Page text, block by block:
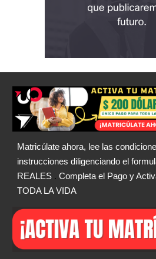
Matricúlate ahora, lee las
instrucciones diligenciando el
REALES .Completa el Pago y
TODA LA VIDA